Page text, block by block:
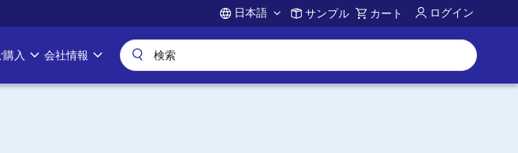
Account
日本語 サンプル カート ログイン
入 会社情報